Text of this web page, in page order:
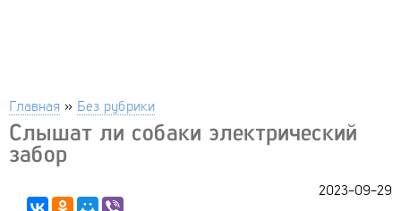
Главная » Без рубрики
Слышат ли собаки электрический
забор
2023-09-29